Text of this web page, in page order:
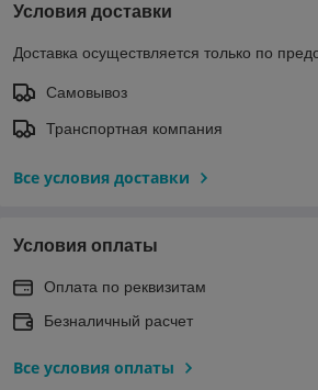
Условия доставки
Доставка осуществляется только по
Самовывоз
Транспортная компания
Все условия доставки
Условия оплаты
Оплата по реквизитам
Безналичный расчет
Все условия оплаты